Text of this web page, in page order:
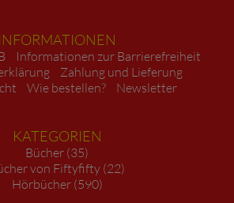
INFORMATIONEN
Informationen zur Barrierefreiheit
Zahlung und Lieferung
Wie bestellen? Newsletter
KATEGORIEN
Bücher (35)
von Fiftyfifty (22)
Hörbücher (590)